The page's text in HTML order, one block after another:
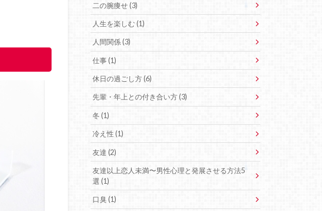
二の腕痩せ (3)
人生を楽しむ (1)
人間関係 (3)
仕事 (1)
休日の過ごし方 (6)
先輩・年上との付き合い方 (3)
冬 (1)
冷え性 (1)
友達 (2)
友達以上恋人未満〜男性心理と発展させる方法5
選 (1)
口臭 (1)